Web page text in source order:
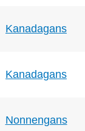
Kanadagans
Kanadagans
Nonnengans